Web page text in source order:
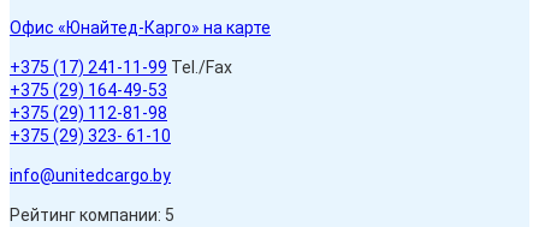
Офис «Юнайтед-Карго» на карте
+375 (17) 241-11-99 Tel./Fax
+375 (29) 164-49-53
+375 (29) 112-81-98
+375 (29) 323- 61-10
info@unitedcargo.by
Рейтинг компании: 5